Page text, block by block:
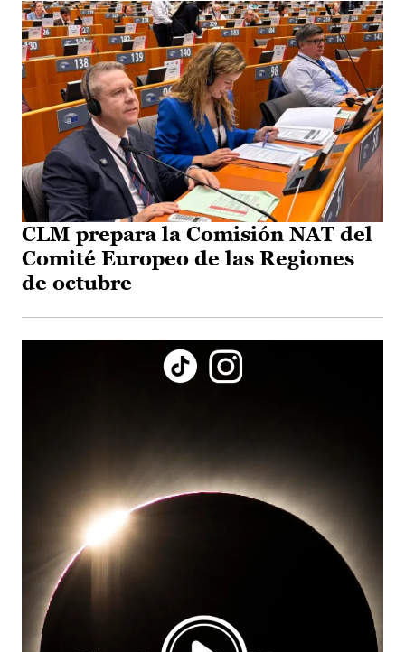
CLM prepara la Comisión NAT del
Comité Europeo de las Regiones
de octubre